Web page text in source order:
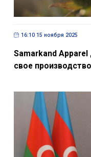
16:10 15 ноября 2025
Samarkand
свое